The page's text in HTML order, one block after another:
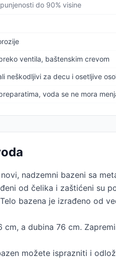
do 90% visine
ventila, baštenskim crevom
neškodljivi za decu i osetljive
voda se ne mora
nadzemni bazeni sa
od čelika i zaštićeni su
bazena je izrađeno od
cm, a dubina 76 cm.
možete isprazniti i